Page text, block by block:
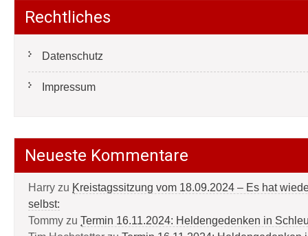
Rechtliches
Datenschutz
Impressum
Neueste Kommentare
Harry zu Kreistagssitzung vom 18.09.2024 – Es hat
selbst:
Tommy zu Termin 16.11.2024: Heldengedenken in